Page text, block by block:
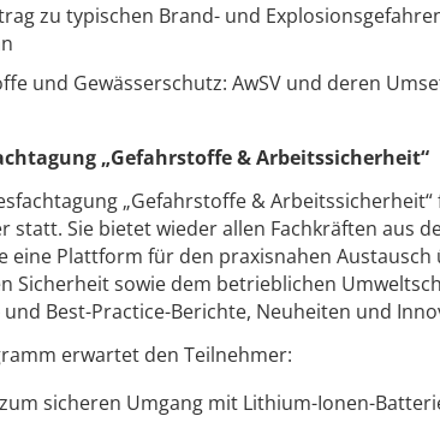
zu typischen Brand- und
und Gewässerschutz: AwSV und deren
„Gefahrstoffe & Arbeitssicherheit“
„Gefahrstoffe &
statt. Sie bietet wieder allen Fachkräften aus
eine Plattform für den praxisnahen
Sicherheit sowie dem betrieblichen
Best-Practice-Berichte, Neuheiten und
erwartet den Teilnehmer:
sicheren Umgang mit Lithium-Ionen-